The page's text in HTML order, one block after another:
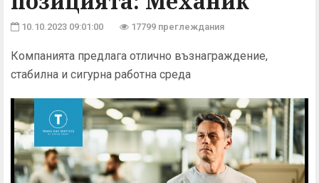
10.10.2023 09:01:00 17799 преглеждания
Компанията предлага отлично възнаграждение,
стабилна и сигурна работна среда